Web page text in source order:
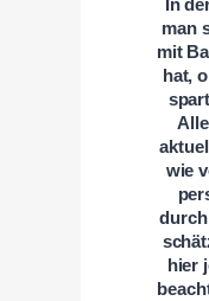
In
man
mit
hat,
wie
hier